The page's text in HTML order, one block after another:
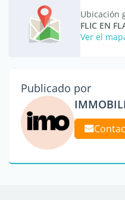
Ubicación
FLIC EN
Ver el
Publicado por